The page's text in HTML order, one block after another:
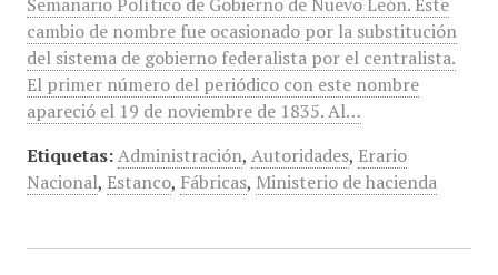
cambio de nombre fue ocasionado por la substitución
del sistema de gobierno federalista por el centralista.
El primer número del periódico con este nombre
apareció el 19 de noviembre de 1835. Al…
Etiquetas: Administración, Autoridades, Erario
Nacional, Estanco, Fábricas, Ministerio de hacienda